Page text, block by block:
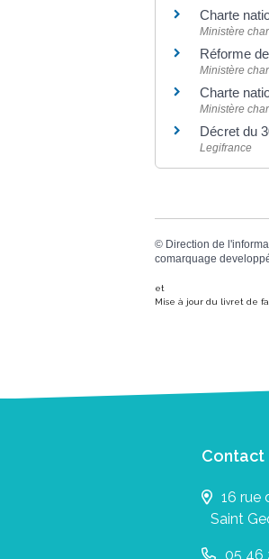
Charte
Ministère
Réforme
Ministère
Charte
Ministère
Décret du
Legifrance
© Direction de
comarquage
et
Mise à jour du livret de
Contact
16 rue
Saint
05 46